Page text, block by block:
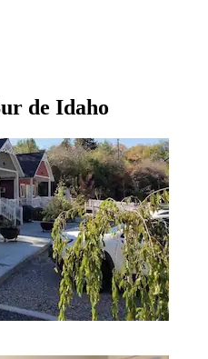
de Idaho